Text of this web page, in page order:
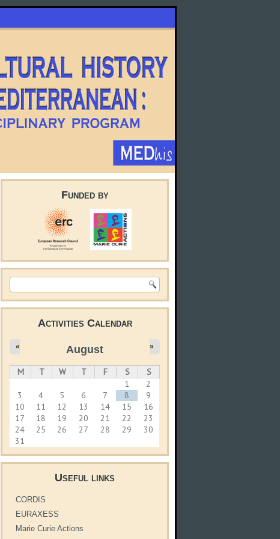
Funded by
Search form
Activities Calendar
August
« »
M T W T F S
S
1
2
3
4 5 6 7 8
9
10
11 12 13 14 15
16
17
18 19 20 21 22
23
24
25 26 27 28 29
30
31
Useful links
CORDIS
EURAXESS
Marie Curie Actions